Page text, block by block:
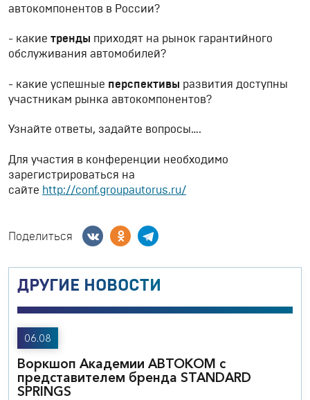
автокомпонентов в России?
- какие тренды приходят на рынок гарантийного
обслуживания автомобилей?
- какие успешные перспективы развития доступны
участникам рынка автокомпонентов?
Узнайте ответы, задайте вопросы….
Для участия в конференции необходимо
зарегистрироваться на
сайте http://conf.groupautorus.ru/
Поделиться
ДРУГИЕ НОВОСТИ
06.08
Воркшоп Академии АВТОКОМ с
представителем бренда STANDARD
SPRINGS